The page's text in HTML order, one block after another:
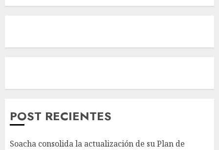
POST RECIENTES
Soacha consolida la actualización de su Plan de